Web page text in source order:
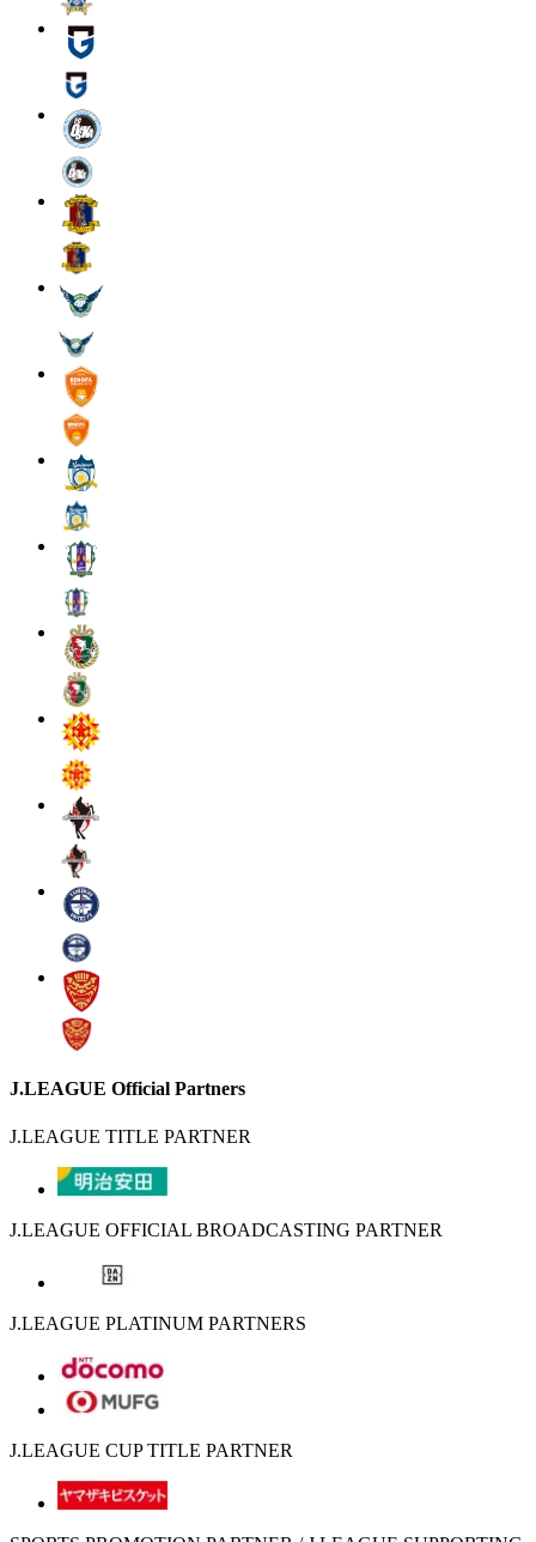
J.LEAGUE Official Partners
J.LEAGUE TITLE PARTNER
J.LEAGUE OFFICIAL BROADCASTING PARTNER
J.LEAGUE PLATINUM PARTNERS
J.LEAGUE CUP TITLE PARTNER